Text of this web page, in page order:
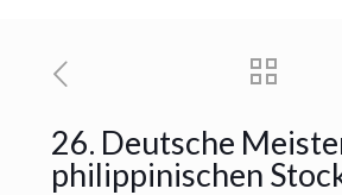
26. Deutsche
philippinischen